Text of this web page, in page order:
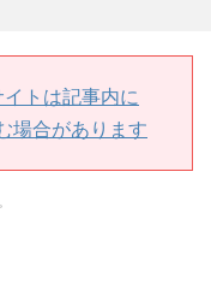
イトは記事内に
場合があります